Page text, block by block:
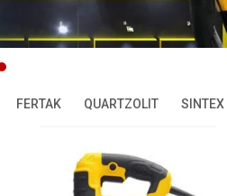
FERTAK QUARTZOLIT SINTEX